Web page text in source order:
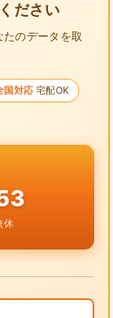
ださい
たのデータを取
国対応 宅配OK
休